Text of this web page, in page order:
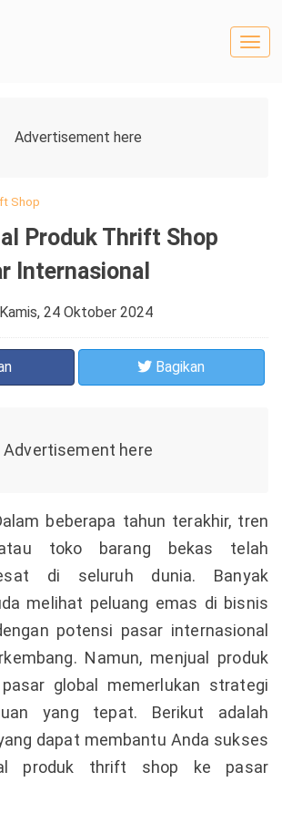
Shop
Produk Thrift Shop
Internasional
Kamis, 24 Oktober 2024
Bagikan
beberapa tahun terakhir, tren
toko barang bekas telah
di seluruh dunia. Banyak
melihat peluang emas di bisnis
potensi pasar internasional
Namun, menjual produk
global memerlukan strategi
yang tepat. Berikut adalah
dapat membantu Anda sukses
produk thrift shop ke pasar